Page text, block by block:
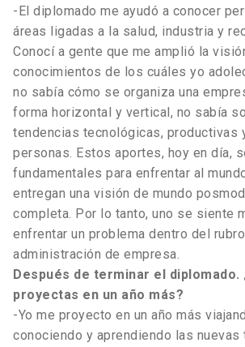
-El diplomado me ayudó a conocer
áreas ligadas a la salud, industria y
Conocí a gente que me amplió la
conocimientos de los cuáles yo
no sabía cómo se organiza una
forma horizontal y vertical, no sabía
tendencias tecnológicas, productivas
personas. Estos aportes, hoy en día,
fundamentales para enfrentar al
entregan una visión de mundo
completa. Por lo tanto, uno se siente
enfrentar un problema dentro del
administración de empresa.
Después de terminar el diplomado.
proyectas en un año más?
-Yo me proyecto en un año más
conociendo y aprendiendo las nuevas